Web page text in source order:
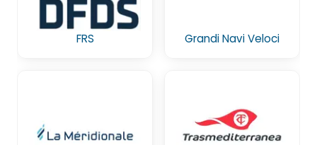
FRS Grandi Navi Veloci